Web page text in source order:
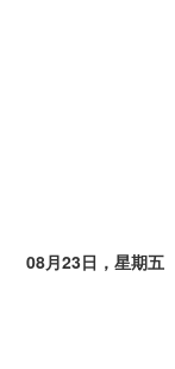
08月23日，星期五